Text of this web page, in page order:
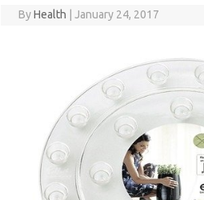
ByHealth January 24, 2017